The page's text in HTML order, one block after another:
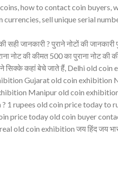
how to contact coin buyers,
sell unique serial
जानकारी ? पुराने नोटों की जानकारी
नोट की कीमत 500 का पुराना नोट
सिक्के कहां बेचे जाते हैं, Delhi old
Gujarat old coin exhibition
Manipur old coin
1 rupees old coin price today to
price today old coin buyer
old coin exhibition जय हिंद